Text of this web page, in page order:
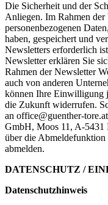
Die Sicherheit und der
Anliegen. Im Rahmen der
personenbezogenen
haben, gespeichert und
Newsletters erforderlich
Newsletter erklären Sie
Rahmen der Newsletter
auch von anderen
können Ihre Einwilligung
die Zukunft widerrufen.
an office@guenther-
GmbH, Moos 11, A-5431
über die
abmelden.
DATENSCHUTZ /
Datenschutzhinweis